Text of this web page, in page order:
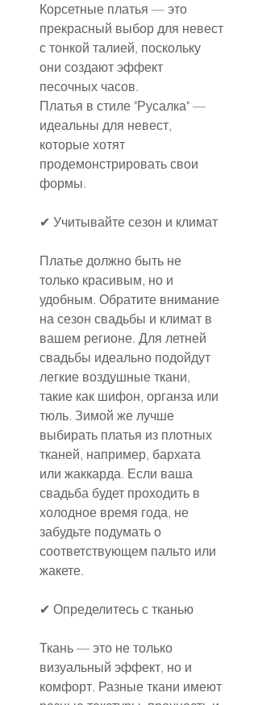
Корсетные платья — это
прекрасный выбор для невест
с тонкой талией, поскольку
они создают эффект
песочных часов.
Платья в стиле "Русалка" —
идеальны для невест,
которые хотят
продемонстрировать свои
формы.
✔ Учитывайте сезон и климат
Платье должно быть не
только красивым, но и
удобным. Обратите внимание
на сезон свадьбы и климат в
вашем регионе. Для летней
свадьбы идеально подойдут
легкие воздушные ткани,
такие как шифон, органза или
тюль. Зимой же лучше
выбирать платья из плотных
тканей, например, бархата
или жаккарда. Если ваша
свадьба будет проходить в
холодное время года, не
забудьте подумать о
соответствующем пальто или
жакете.
✔ Определитесь с тканью
Ткань — это не только
визуальный эффект, но и
комфорт. Разные ткани имеют